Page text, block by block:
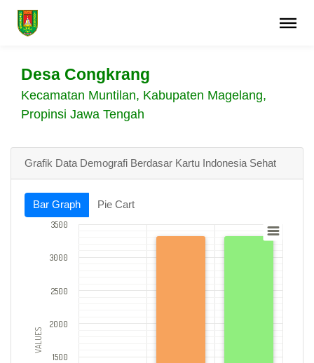
Desa Congkrang
Kecamatan Muntilan, Kabupaten Magelang,
Propinsi Jawa Tengah
Grafik Data Demografi Berdasar Kartu Indonesia Sehat
Bar Graph Pie Cart
VALUES
1500
2000
2500
3000
3500